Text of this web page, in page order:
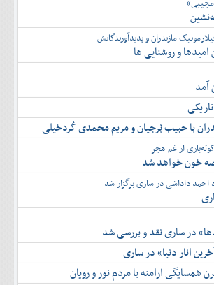
مجیبی»
مازندران و پدیدآورندگانش
و روشنایی ها
آمد
با حبیب بُرجیان و مریم محمدی کُردخیلی
از غم هجر
خون خواهد شد
احمد داداشی در ساری برگزار شد
در ساری نقد و بررسی شد
انار دنیا» در ساری
همسایگی ارامنه با مردم نور و رویان